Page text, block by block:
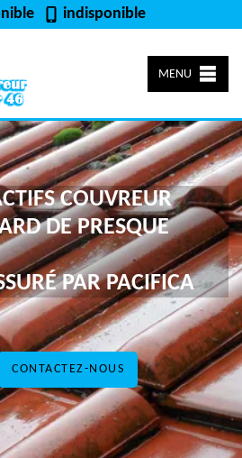
indisponible
MENU
CONTACTEZ-NOUS
COUVREUR
DE PRESQUE
PAR PACIFICA